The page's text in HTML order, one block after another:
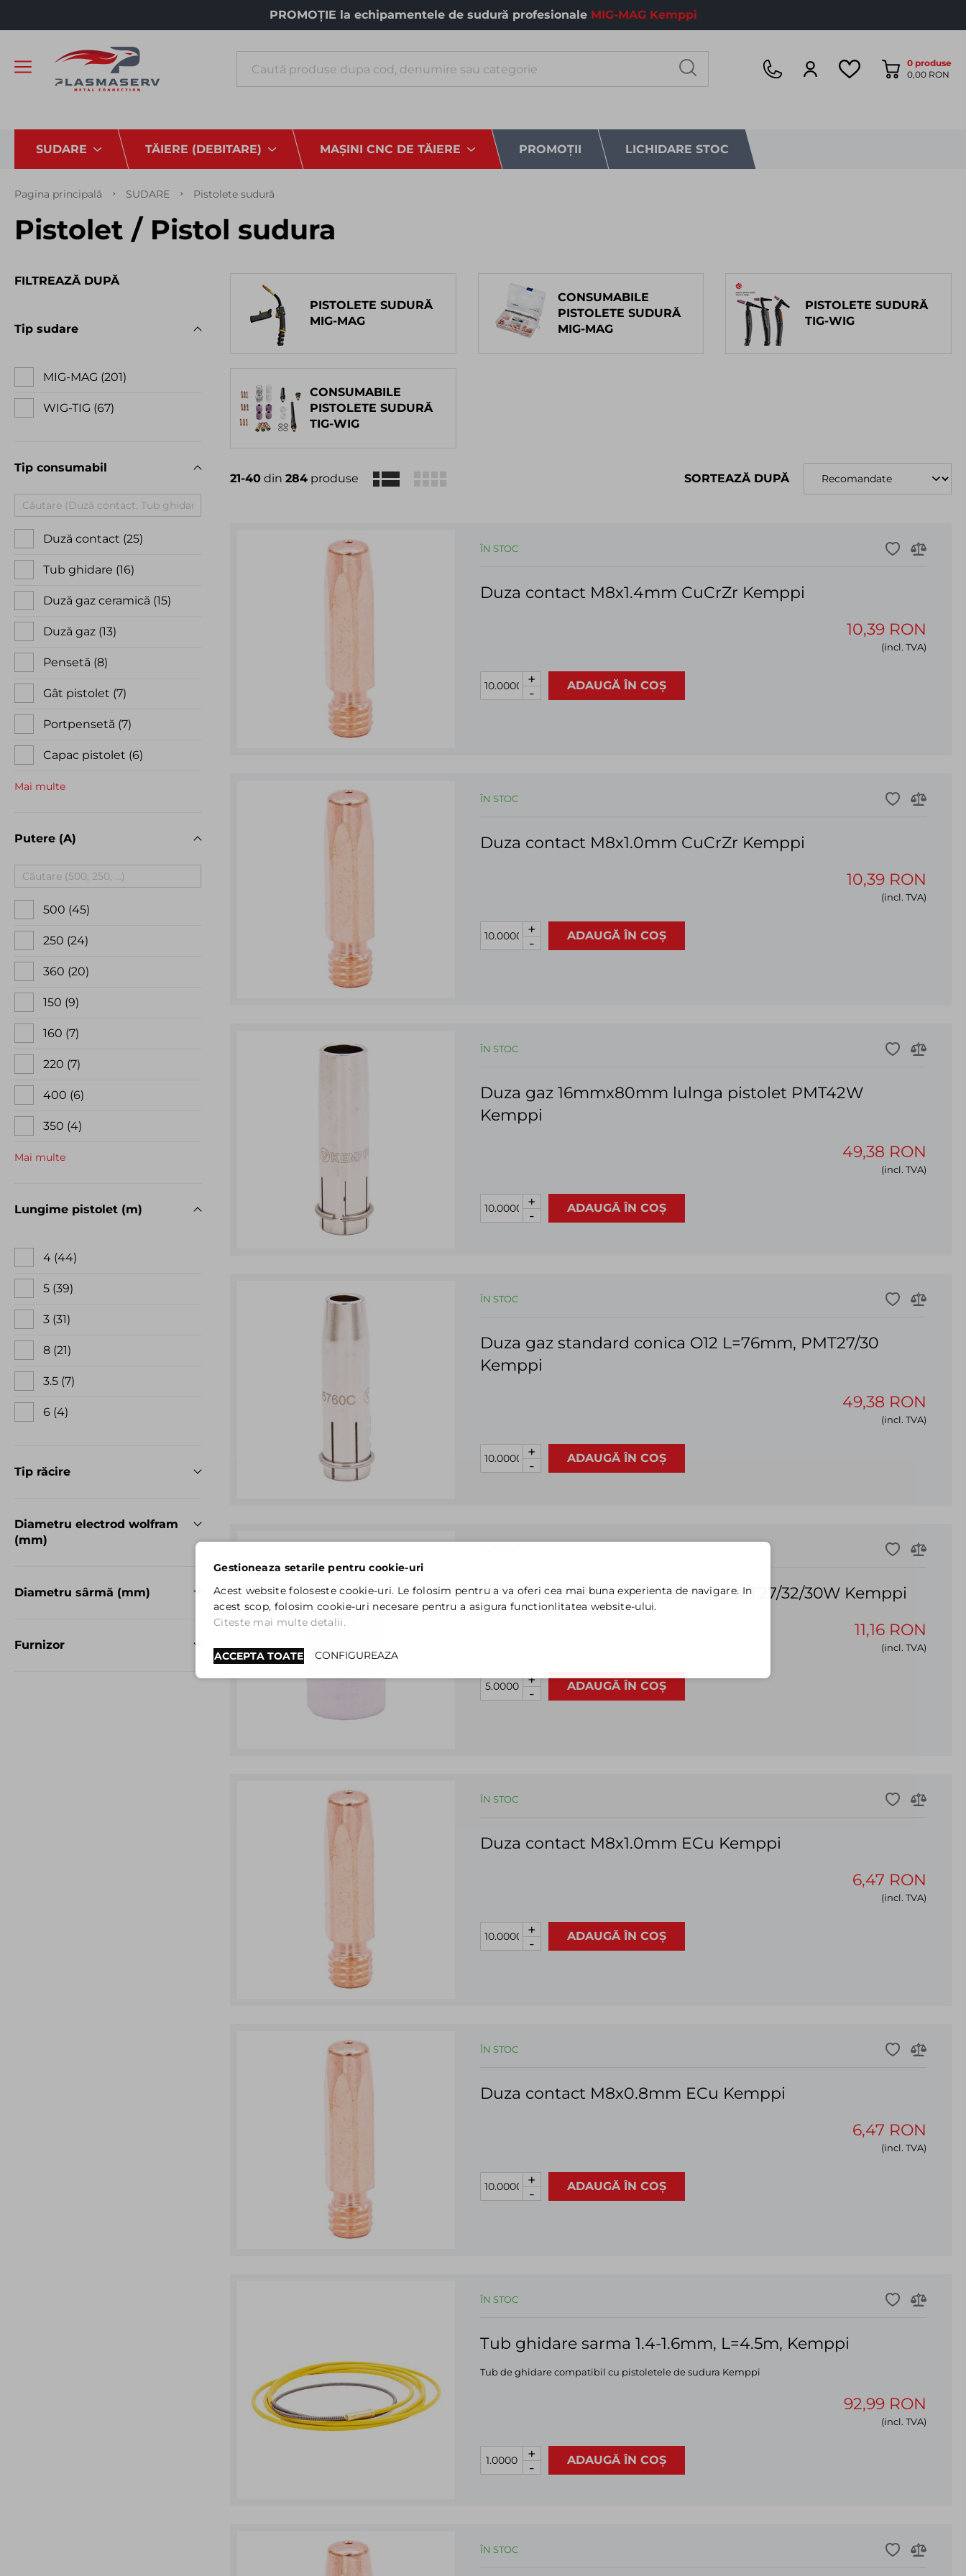
PROMOȚIE la echipamentele de sudură profesionale MIG-MAG Kemppi
0produse
0,00 RON
SUDARE TĂIERE (DEBITARE) MAȘINI CNC DE TĂIERE PROMOȚII LICHIDARE STOC
Pagina principală SUDARE Pistolete sudură
Pistolet / Pistol sudura
PISTOLETE SUDURĂ
MIG-MAG
CONSUMABILE
PISTOLETE SUDURĂ
MIG-MAG
PISTOLETE SUDURĂ
TIG-WIG
CONSUMABILE
PISTOLETE SUDURĂ
TIG-WIG
21-40 din 284 produse SORTEAZĂ DUPĂ
ÎN STOC
Duza contact M8x1.4mm CuCrZr Kemppi
10,39 RON
(incl. TVA)
ADAUGĂ ÎN COȘ
+
-
ÎN STOC
Duza contact M8x1.0mm CuCrZr Kemppi
10,39 RON
(incl. TVA)
ADAUGĂ ÎN COȘ
+
-
ÎN STOC
Duza gaz 16mmx80mm lulnga pistolet PMT42W
Kemppi
49,38 RON
(incl. TVA)
ADAUGĂ ÎN COȘ
+
-
ÎN STOC
Duza gaz standard conica O12 L=76mm, PMT27/30
Kemppi
49,38 RON
(incl. TVA)
ADAUGĂ ÎN COȘ
+
-
Difuzor gaz MIG-MAG ceramic PMT27/32/30W Kemppi
11,16 RON
(incl. TVA)
ADAUGĂ ÎN COȘ
+
-
ÎN STOC
Duza contact M8x1.0mm ECu Kemppi
6,47 RON
(incl. TVA)
ADAUGĂ ÎN COȘ
+
-
ÎN STOC
Duza contact M8x0.8mm ECu Kemppi
6,47 RON
(incl. TVA)
ADAUGĂ ÎN COȘ
+
-
ÎN STOC
Tub ghidare sarma 1.4-1.6mm, L=4.5m, Kemppi
Tub de ghidare compatibil cu pistoletele de sudura Kemppi
92,99 RON
(incl. TVA)
ADAUGĂ ÎN COȘ
+
-
ÎN STOC
FILTREAZĂ DUPĂ
Tip sudare
MIG-MAG 201
WIG-TIG 67
Tip consumabil
Duză contact 25
Tub ghidare 16
Duză gaz ceramică 15
Duză gaz 13
Pensetă 8
Gât pistolet 7
Portpensetă 7
Capac pistolet 6
Mai multe
Putere (A)
500 45
250 24
360 20
150 9
160 7
220 7
400 6
350 4
Mai multe
Lungime pistolet (m)
4 44
5 39
3 31
8 21
3.5 7
6 4
Tip răcire
Diametru electrod wolfram
(mm)
Diametru sârmă (mm)
Furnizor
Gestioneaza setarile pentru cookie-uri
Acest website foloseste cookie-uri. Le folosim pentru a va oferi cea mai buna experienta de navigare. In
acest scop, folosim cookie-uri necesare pentru a asigura functionlitatea website-ului.
Citeste mai multe detalii.
ACCEPTA TOATE CONFIGUREAZA